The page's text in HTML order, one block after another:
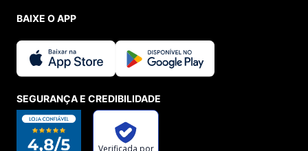
BAIXE O APP
SEGURANÇA E CREDIBILIDADE